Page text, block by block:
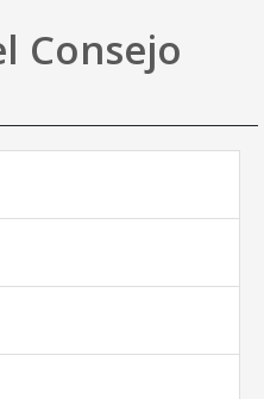
Mapa web
Ayuda
Consejo